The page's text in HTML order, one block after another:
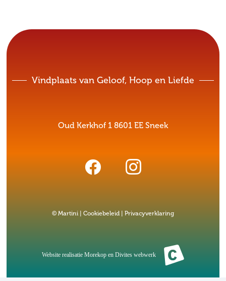
Vindplaats van Geloof, Hoop en Liefde
Oud Kerkhof 1 8601 EE Sneek
© Martini | Cookiebeleid Privacyverklaring
Website realisatie Morekop en Divites webwerk